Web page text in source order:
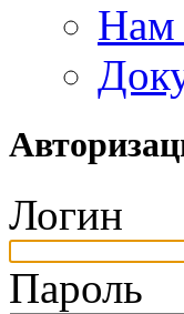
Нам
Логин
Пароль